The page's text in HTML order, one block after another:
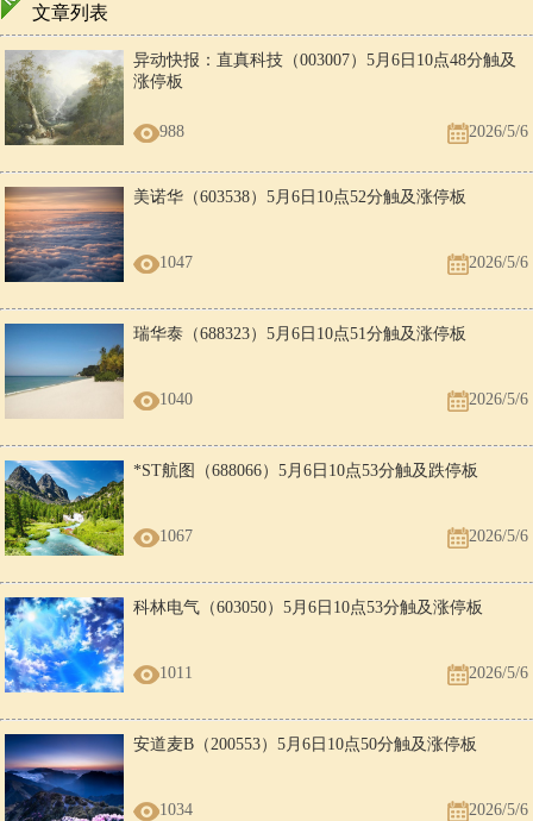
文章列表
异动快报：直真科技（003007）5月6日10点48分触及
涨停板
988 2026/5/6
美诺华（603538）5月6日10点52分触及涨停板
1047 2026/5/6
瑞华泰（688323）5月6日10点51分触及涨停板
1040 2026/5/6
*ST航图（688066）5月6日10点53分触及跌停板
1067 2026/5/6
科林电气（603050）5月6日10点53分触及涨停板
1011 2026/5/6
安道麦B（200553）5月6日10点50分触及涨停板
1034 2026/5/6